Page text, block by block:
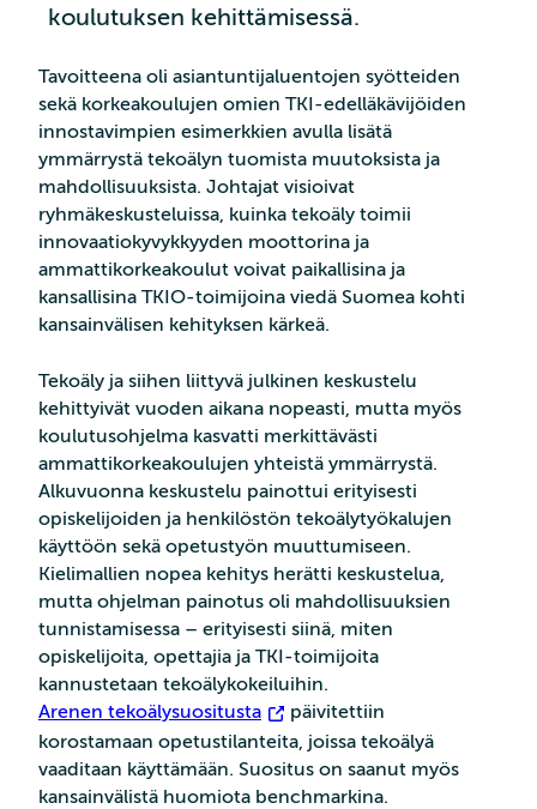
koulutuksen kehittämisessä.
Tavoitteena oli asiantuntijaluentojen syötteiden
sekä korkeakoulujen omien TKI-edelläkävijöiden
innostavimpien esimerkkien avulla lisätä
ymmärrystä tekoälyn tuomista muutoksista ja
mahdollisuuksista. Johtajat visioivat
ryhmäkeskusteluissa, kuinka tekoäly toimii
innovaatiokyvykkyyden moottorina ja
ammattikorkeakoulut voivat paikallisina ja
kansallisina TKIO-toimijoina viedä Suomea kohti
kansainvälisen kehityksen kärkeä.
Tekoäly ja siihen liittyvä julkinen keskustelu
kehittyivät vuoden aikana nopeasti, mutta myös
koulutusohjelma kasvatti merkittävästi
ammattikorkeakoulujen yhteistä ymmärrystä.
Alkuvuonna keskustelu painottui erityisesti
opiskelijoiden ja henkilöstön tekoälytyökalujen
käyttöön sekä opetustyön muuttumiseen.
Kielimallien nopea kehitys herätti keskustelua,
mutta ohjelman painotus oli mahdollisuuksien
tunnistamisessa – erityisesti siinä, miten
opiskelijoita, opettajia ja TKI-toimijoita
kannustetaan tekoälykokeiluihin.
Arenen tekoälysuositusta
päivitettiin
korostamaan opetustilanteita, joissa tekoälyä
vaaditaan käyttämään. Suositus on saanut myös
kansainvälistä huomiota benchmarkina.